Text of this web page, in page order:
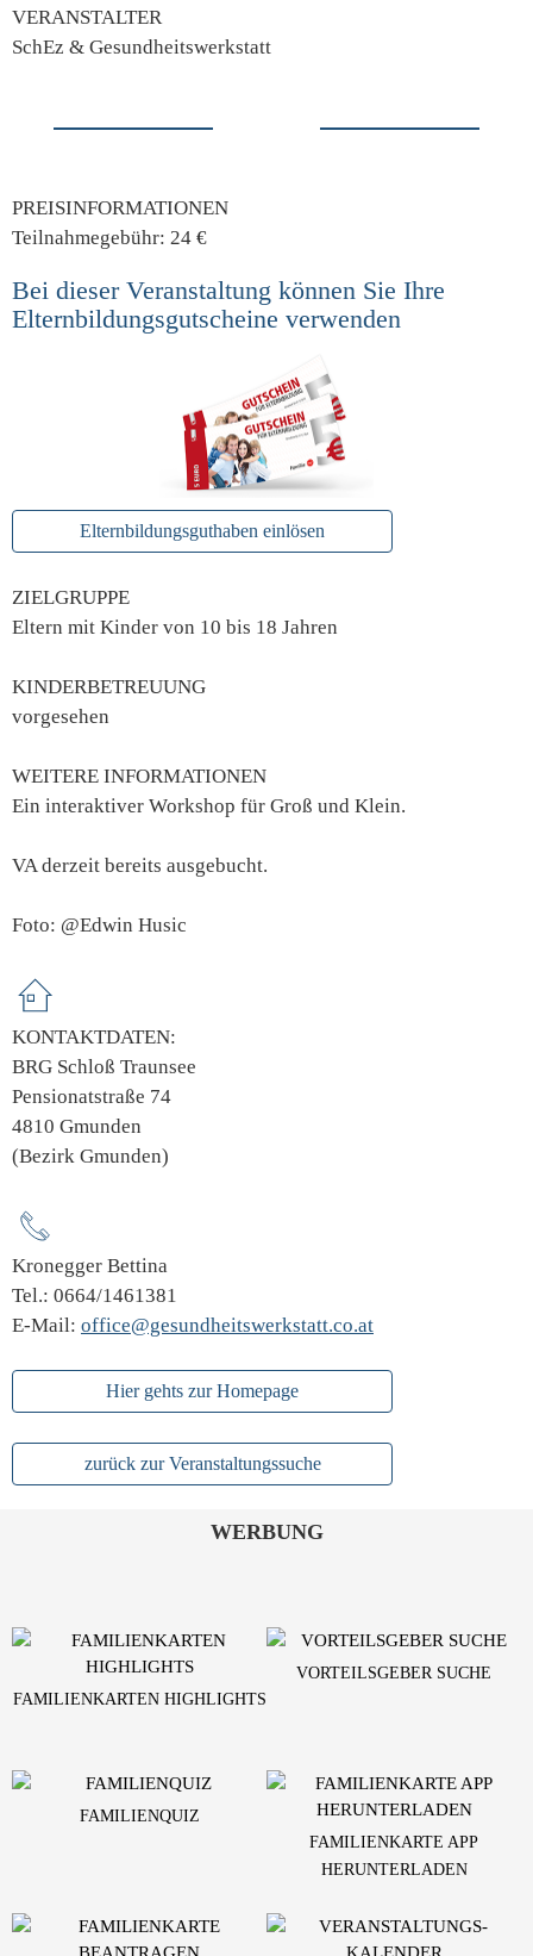
VERANSTALTER
SchEz & Gesundheitswerkstatt
PREISINFORMATIONEN
Teilnahmegebühr: 24 €
Bei dieser Veranstaltung können Sie Ihre
Elternbildungsgutscheine verwenden
Elternbildungsguthaben einlösen
ZIELGRUPPE
Eltern mit Kinder von 10 bis 18 Jahren
KINDERBETREUUNG
vorgesehen
WEITERE INFORMATIONEN
Ein interaktiver Workshop für Groß und Klein.
VA derzeit bereits ausgebucht.
Foto: @Edwin Husic
KONTAKTDATEN:
BRG Schloß Traunsee
Pensionatstraße 74
4810 Gmunden
(Bezirk Gmunden)
Kronegger Bettina
Tel.: 0664/1461381
E-Mail: office@gesundheitswerkstatt.co.at
Hier gehts zur Homepage
zurück zur Veranstaltungssuche
WERBUNG
FAMILIENKARTEN HIGHLIGHTS
VORTEILSGEBER SUCHE
FAMILIENQUIZ
FAMILIENKARTE APP
HERUNTERLADEN